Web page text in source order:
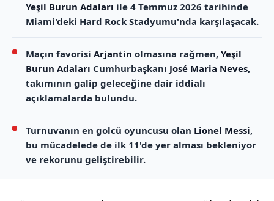
Yeşil Burun Adaları ile 4 Temmuz 2026 tarihinde
Miami'deki Hard Rock Stadyumu'nda karşılaşacak.
Maçın favorisi Arjantin olmasına rağmen, Yeşil
Burun Adaları Cumhurbaşkanı José Maria Neves,
takımının galip geleceğine dair iddialı
açıklamalarda bulundu.
Turnuvanın en golcü oyuncusu olan Lionel Messi,
bu mücadelede de ilk 11'de yer alması bekleniyor
ve rekorunu geliştirebilir.